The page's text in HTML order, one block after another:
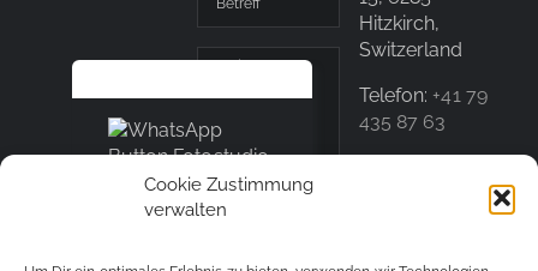
Cookie Zustimmung
verwalten
Hitzkirch,
Switzerland
Telefon: +41 79
435 87 63
info@snapshot.style